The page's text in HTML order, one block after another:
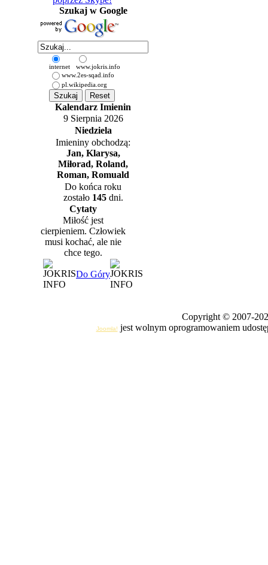
Szukaj w Google
internet
www.jokris.info
www.2es-sqad.info
pl.wikipedia.org
Kalendarz Imienin
9 Sierpnia 2026
Niedziela
Imieniny obchodzą:
Jan, Klarysa,
Miłorad, Roland,
Roman, Romuald
Do końca roku
zostało 145dni.
Cytaty
Miłość jest
cierpieniem. Człowiek
musi kochać, ale nie
chce tego.
Do Góry
Copyright © 2007-
Joomla! jest wolnym oprogramowaniem